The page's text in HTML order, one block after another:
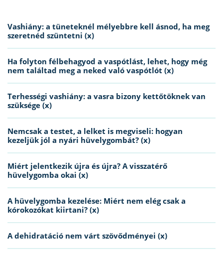
Vashiány: a tüneteknél mélyebbre kell ásnod, ha meg
szeretnéd szüntetni (x)
Ha folyton félbehagyod a vaspótlást, lehet, hogy még
nem találtad meg a neked való vaspótlót (x)
Terhességi vashiány: a vasra bizony kettőtöknek van
szüksége (x)
Nemcsak a testet, a lelket is megviseli: hogyan
kezeljük jól a nyári hüvelygombát? (x)
Miért jelentkezik újra és újra? A visszatérő
hüvelygomba okai (x)
A hüvelygomba kezelése: Miért nem elég csak a
kórokozókat kiirtani? (x)
A dehidratáció nem várt szövődményei (x)